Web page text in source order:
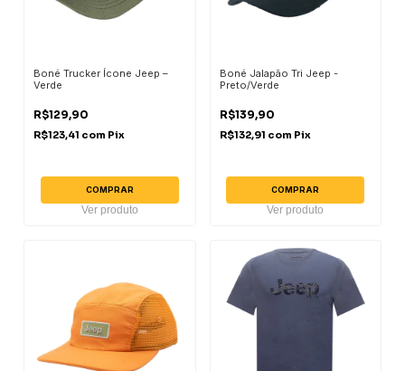
Boné Trucker Ícone Jeep –
Verde
R$129,90
R$123,41 com Pix
COMPRAR
Ver produto
Boné Jalapão Tri Jeep -
Preto/Verde
R$139,90
R$132,91 com Pix
COMPRAR
Ver produto